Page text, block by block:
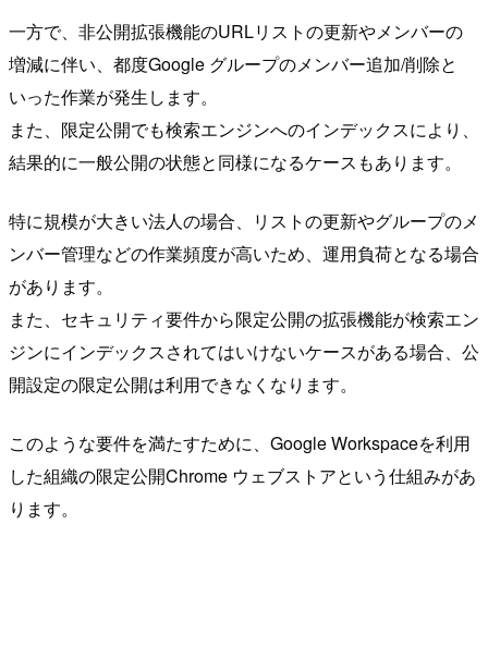
一方で、非公開拡張機能のURLリストの更新やメンバーの
増減に伴い、都度Google グループのメンバー追加/削除と
いった作業が発生します。
また、限定公開でも検索エンジンへのインデックスにより、
結果的に一般公開の状態と同様になるケースもあります。
特に規模が大きい法人の場合、リストの更新やグループのメ
ンバー管理などの作業頻度が高いため、運用負荷となる場合
があります。
また、セキュリティ要件から限定公開の拡張機能が検索エン
ジンにインデックスされてはいけないケースがある場合、公
開設定の限定公開は利用できなくなります。
このような要件を満たすために、Google Workspaceを利用
した組織の限定公開Chrome ウェブストアという仕組みがあ
ります。